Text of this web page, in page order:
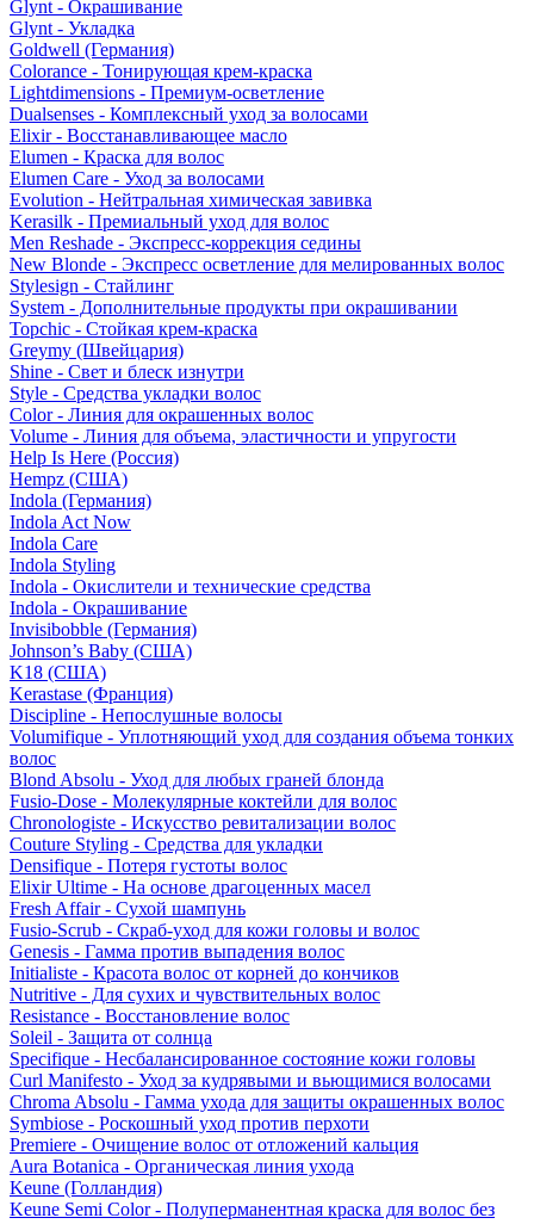
Glynt - Окрашивание
Glynt - Укладка
Goldwell (Германия)
Colorance - Тонирующая крем-краска
Lightdimensions - Премиум-осветление
Dualsenses - Комплексный уход за волосами
Elixir - Восстанавливающее масло
Elumen - Краска для волос
Elumen Care - Уход за волосами
Evolution - Нейтральная химическая завивка
Kerasilk - Премиальный уход для волос
Men Reshade - Экспресс-коррекция седины
New Blonde - Экспресс осветление для мелированных волос
Stylesign - Стайлинг
System - Дополнительные продукты при окрашивании
Topchic - Стойкая крем-краска
Greymy (Швейцария)
Shine - Свет и блеск изнутри
Style - Средства укладки волос
Color - Линия для окрашенных волос
Volume - Линия для объема, эластичности и упругости
Help Is Here (Россия)
Hempz (США)
Indola (Германия)
Indola Act Now
Indola Care
Indola Styling
Indola - Окислители и технические средства
Indola - Окрашивание
Invisibobble (Германия)
Johnson’s Baby (США)
K18 (США)
Kerastase (Франция)
Discipline - Непослушные волосы
Volumifique - Уплотняющий уход для создания объема тонких
волос
Blond Absolu - Уход для любых граней блонда
Fusio-Dose - Молекулярные коктейли для волос
Chronologiste - Искусство ревитализации волос
Couture Styling - Средства для укладки
Densifique - Потеря густоты волос
Elixir Ultime - На основе драгоценных масел
Fresh Affair - Сухой шампунь
Fusio-Scrub - Скраб-уход для кожи головы и волос
Genesis - Гамма против выпадения волос
Initialiste - Красота волос от корней до кончиков
Nutritive - Для сухих и чувствительных волос
Resistance - Восстановление волос
Soleil - Защита от солнца
Specifique - Несбалансированное состояние кожи головы
Curl Manifesto - Уход за кудрявыми и вьющимися волосами
Chroma Absolu - Гамма ухода для защиты окрашенных волос
Symbiose - Роскошный уход против перхоти
Premiere - Очищение волос от отложений кальция
Aura Botanica - Органическая линия ухода
Keune (Голландия)
Keune Semi Color - Полуперманентная краска для волос без